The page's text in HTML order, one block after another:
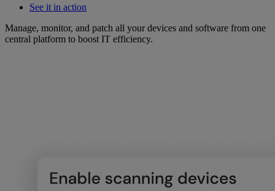
See it in action
Manage, monitor, and patch all your devices and software from one
central platform to boost IT efficiency.